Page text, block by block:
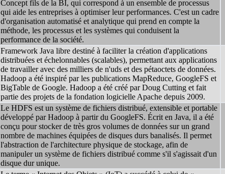
Concept fils de la BI, qui correspond à un ensemble de processus
qui aide les entreprises à optimiser leur performances. C'est un cadre
d'organisation automatisé et analytique qui prend en compte la
méthode, les processus et les systèmes qui conduisent la
performance de la société.
Framework Java libre destiné à faciliter la création d'applications
distribuées et échelonnables (scalables), permettant aux applications
de travailler avec des milliers de n'uds et des pétaoctets de données.
Hadoop a été inspiré par les publications MapReduce, GoogleFS et
BigTable de Google. Hadoop a été créé par Doug Cutting et fait
partie des projets de la fondation logicielle Apache depuis 2009.
Le HDFS est un système de fichiers distribué, extensible et portable
développé par Hadoop à partir du GoogleFS. Écrit en Java, il a été
conçu pour stocker de très gros volumes de données sur un grand
nombre de machines équipées de disques durs banalisés. Il permet
l'abstraction de l'architecture physique de stockage, afin de
manipuler un système de fichiers distribué comme s'il s'agissait d'un
disque dur unique.